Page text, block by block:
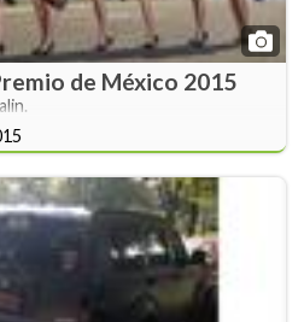
de México 2015